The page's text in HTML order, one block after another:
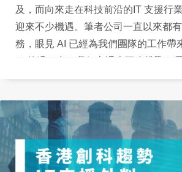
及，而向來走在科技前沿的IT 支援行
迎來不少機遇。筆者公司一直以來都
務，眼見 AI 已經為我們團隊的工作帶
知，大家都是被近日的ChatGPT風潮